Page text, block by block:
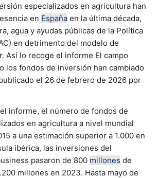
especializados en agricultura han
en España en la última década,
agua y ayudas públicas de la Política
en detrimento del modelo de
Así lo recoge el informe El campo
los fondos de inversión han cambiado
el 26 de febrero de 2026 por
informe, el número de fondos de
en agricultura a nivel mundial
a una estimación superior a 1.000 en
ibérica, las inversiones del
pasaron de 800 millones de
millones en 2023. Hasta mayo de